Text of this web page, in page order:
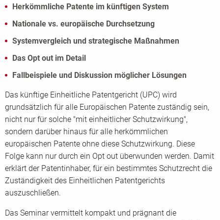
Herkömmliche Patente im künftigen System
Nationale vs. europäische Durchsetzung
Systemvergleich und strategische Maßnahmen
Das Opt out im Detail
Fallbeispiele und Diskussion möglicher Lösungen
Das künftige Einheitliche Patentgericht (UPC) wird
grundsätzlich für alle Europäischen Patente zuständig sein,
nicht nur für solche "mit einheitlicher Schutzwirkung",
sondern darüber hinaus für alle herkömmlichen
europäischen Patente ohne diese Schutzwirkung. Diese
Folge kann nur durch ein Opt out überwunden werden. Damit
erklärt der Patentinhaber, für ein bestimmtes Schutzrecht die
Zuständigkeit des Einheitlichen Patentgerichts
auszuschließen.
Das Seminar vermittelt kompakt und prägnant die